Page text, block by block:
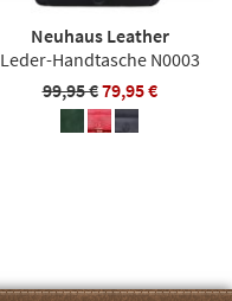
Neuhaus Leather
Leder-Handtasche N0003
99,95 €79,95 €